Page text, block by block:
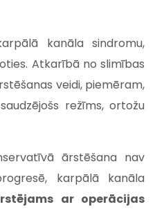
kanāla sindromu,
Atkarībā no slimības
veidi, piemēram,
režīms, ortožu
ārstēšana nav
karpālā kanāla
ar operācijas